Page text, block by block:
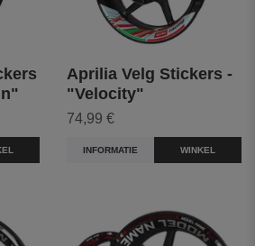
Aprilia Velg Stickers -
"Velocity"
74,99 €
INFORMATIE WINKEL